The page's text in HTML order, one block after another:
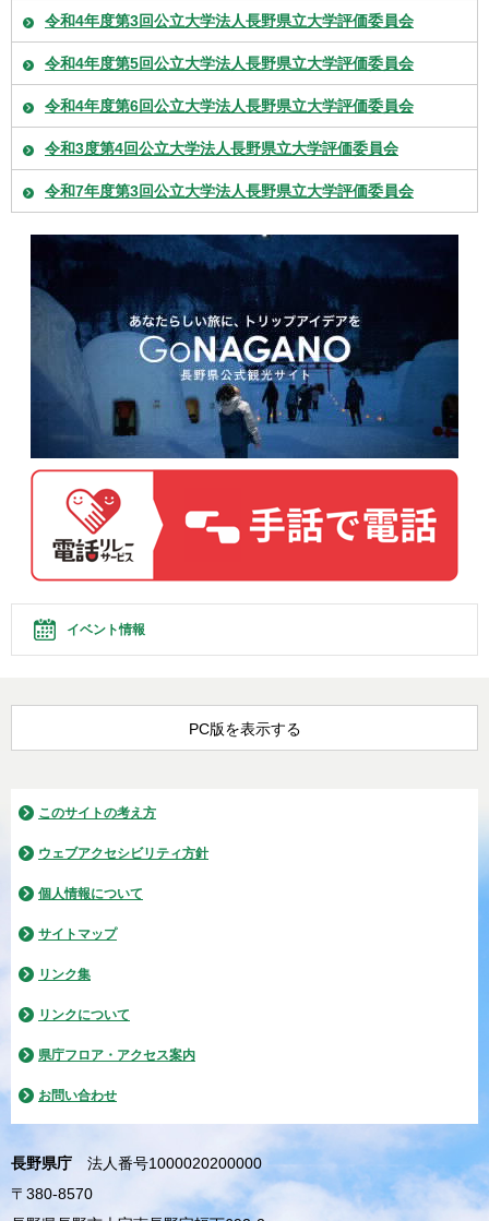
令和4年度第3回公立大学法人長野県立大学評価委員会
令和4年度第5回公立大学法人長野県立大学評価委員会
令和4年度第6回公立大学法人長野県立大学評価委員会
令和3度第4回公立大学法人長野県立大学評価委員会
令和7年度第3回公立大学法人長野県立大学評価委員会
イベント情報
PC版を表示する
このサイトの考え方
ウェブアクセシビリティ方針
個人情報について
サイトマップ
リンク集
リンクについて
県庁フロア・アクセス案内
お問い合わせ
長野県庁
法人番号1000020200000
〒380-8570